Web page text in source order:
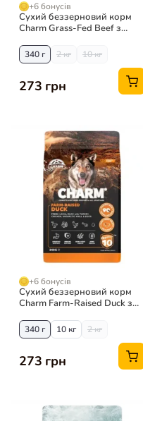
+6 бонусів
Сухий беззерновий корм
Charm Grass-Fed Beef з
340 г 2 кг 10 кг
273 грн
+6 бонусів
Сухий беззерновий корм
Charm Farm-Raised Duck з
340 г 10 кг 2 кг
273 грн